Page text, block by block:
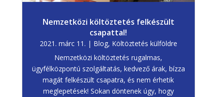
Nemzetközi költöztetés felkészült
csapattal!
2021. márc 11. | Blog, Költöztetés külföldre
Nemzetközi költöztetés rugalmas,
ügyfélközpontú szolgáltatás, kedvező árak, bízza
magát felkészült csapatra, és nem érhetik
meglepetések! Sokan döntenek úgy, hogy